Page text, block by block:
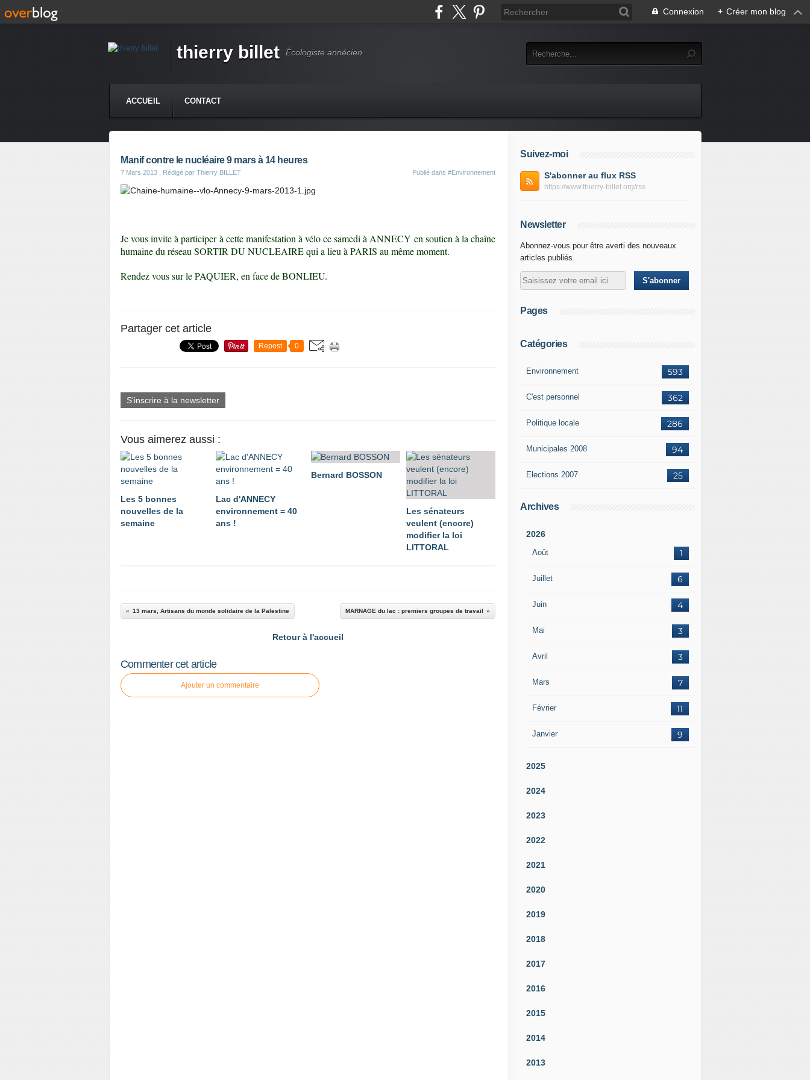
Connexion + Créer mon blog
thierry billet Écologiste annécien
ACCUEIL CONTACT
Manif contre le nucléaire 9 mars à 14 heures
7 Mars 2013 , Rédigé par Thierry BILLET Publié dans #Environnement
Je vous invite à participer à cette manifestation à vélo ce samedi à ANNECY en soutien à la chaîne
humaine du réseau SORTIR DU NUCLEAIRE qui a lieu à PARIS au même moment.
Rendez vous sur le PAQUIER, en face de BONLIEU.
Partager cet article
Repost 0
S'inscrire à la newsletter
Vous aimerez aussi :
Les 5 bonnes
nouvelles de la
semaine
Lac d'ANNECY
environnement = 40
ans !
Bernard BOSSON
Les sénateurs
veulent (encore)
modifier la loi
LITTORAL
13 mars, Artisans du monde solidaire de la Palestine MARNAGE du lac : premiers groupes de travail
Retour à l'accueil
Commenter cet article
Ajouter un commentaire
Suivez-moi
S'abonner au flux RSS
https://www.thierry-billet.org/rss
Newsletter
Abonnez-vous pour être averti des nouveaux
articles publiés.
Pages
Catégories
593
Environnement
362
C'est personnel
286
Politique locale
94
Municipales 2008
25
Elections 2007
Archives
2026
Août 1
Juillet 6
Juin 4
Mai 3
Avril 3
Mars 7
Février 11
Janvier 9
2025
2024
2023
2022
2021
2020
2019
2018
2017
2016
2015
2014
2013